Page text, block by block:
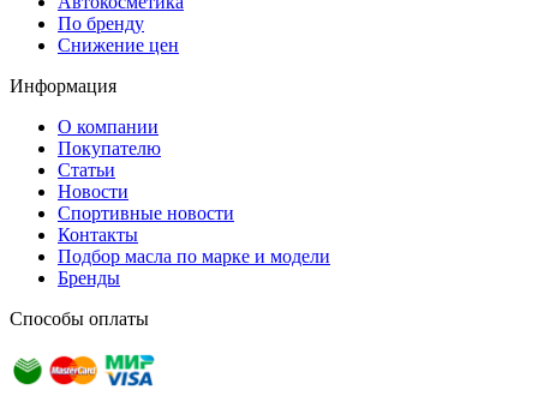
По бренду
Снижение цен
Информация
О компании
Покупателю
Статьи
Новости
Спортивные новости
Контакты
Подбор масла по марке и модели
Бренды
Способы оплаты